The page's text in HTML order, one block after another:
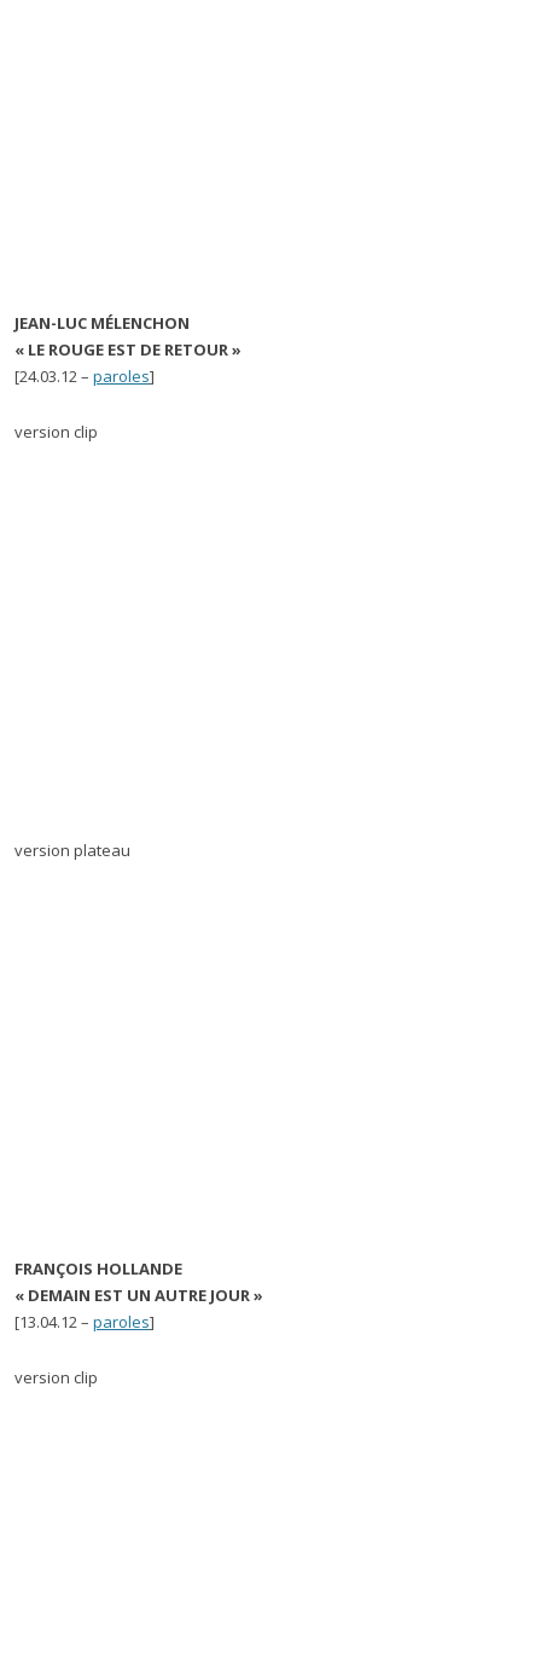
JEAN-LUC MÉLENCHON
« LE ROUGE EST DE RETOUR »
[24.03.12 – paroles]
version clip
version plateau
FRANÇOIS HOLLANDE
« DEMAIN EST UN AUTRE JOUR »
[13.04.12 – paroles]
version clip